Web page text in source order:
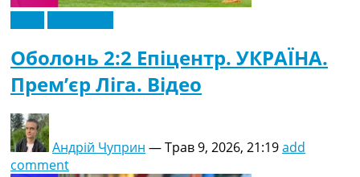
Новини футболу України
Футбольні трансфери
Останні коментарі
Конкурс прогнозів
Логін
Рейтінги
Турніри
Чемпіонат Світу
Оболонь 2:2 Епіцентр. УКРАЇНА.
Прем’єр Ліга. Відео
Андрій Чуприн —Трав 9, 2026, 21:19add
comment